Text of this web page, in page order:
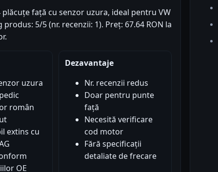
plăcuțe față cu senzor uzura, ideal pentru VW
produs: 5/5 (nr. recenzii: 1). Preț: 67.64 RON la
uzura
român
extins cu
OE
Dezavantaje
Nr. recenzii redus
Doar pentru punte
față
Necesită verificare
cod motor
Fără specificații
detaliate de frecare